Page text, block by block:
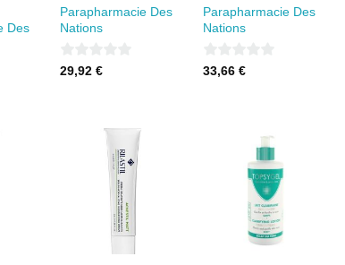
Des
Parapharmacie Des
Nations
0
29,92 €
Parapharmacie Des
Nations
0
33,66 €
AJOUTER
À MES
FAVORIS
AJOUTER
À MES
FAVORIS